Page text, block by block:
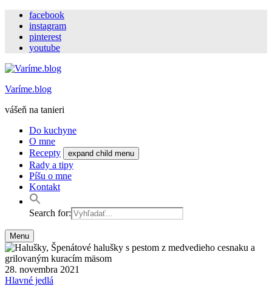
facebook
instagram
pinterest
youtube
Varíme.blog
vášeň na tanieri
Do kuchyne
O mne
Recepty
expand child menu
Rady a tipy
Píšu o mne
Kontakt
Search for:
Menu
28. novembra 2021
Hlavné jedlá